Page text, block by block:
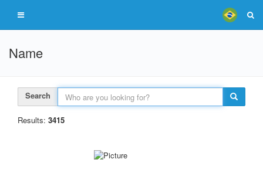
Name
Search
Results: 3415